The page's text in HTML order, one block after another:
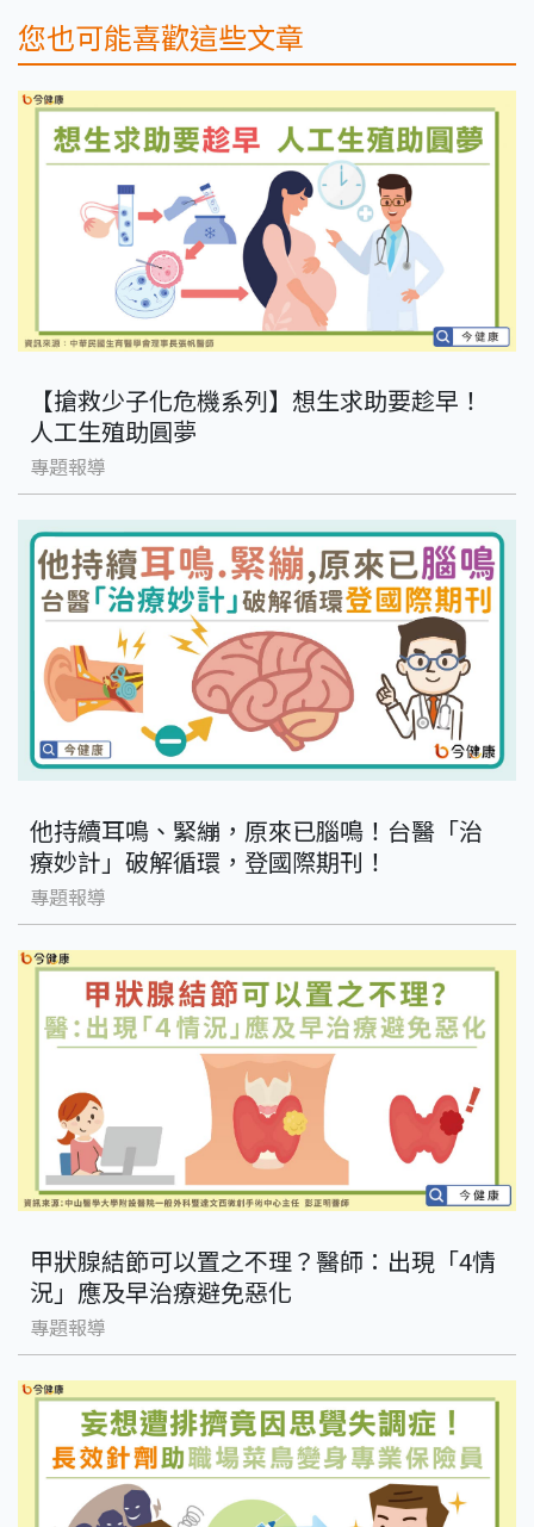
您也可能喜歡這些文章
【搶救少子化危機系列】想生求助要趁早！
人工生殖助圓夢
專題報導
他持續耳鳴、緊繃，原來已腦鳴！台醫「治
療妙計」破解循環，登國際期刊！
專題報導
甲狀腺結節可以置之不理？醫師：出現「4情
況」應及早治療避免惡化
專題報導